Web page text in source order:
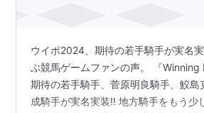
ウイポ2024、期待の若手騎手が実名
ぶ競馬ゲームファンの声。 『
期待の若手騎手、菅原明良騎手、鮫島
成騎手が実名実装!! 地方騎手をもう少